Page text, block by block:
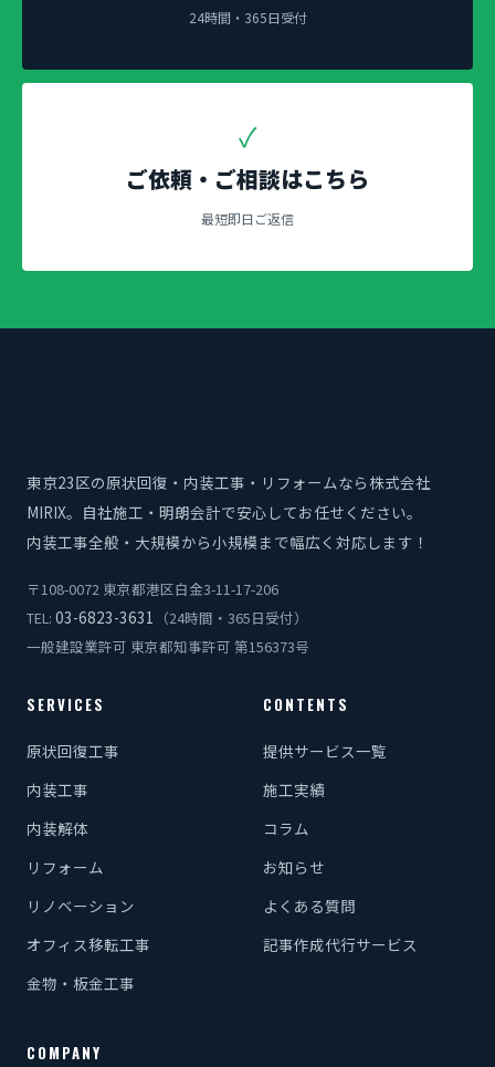
24時間・365日受付
✓
ご依頼・ご相談はこちら
最短即日ご返信
東京23区の原状回復・内装工事・リフォームなら株式会社
MIRIX。自社施工・明朗会計で安心してお任せください。
内装工事全般・大規模から小規模まで幅広く対応します！
〒108-0072 東京都港区白金3-11-17-206
TEL: 03-6823-3631 （24時間・365日受付）
一般建設業許可 東京都知事許可 第156373号
SERVICES
原状回復工事
内装工事
内装解体
リフォーム
リノベーション
オフィス移転工事
金物・板金工事
CONTENTS
提供サービス一覧
施工実績
コラム
お知らせ
よくある質問
記事作成代行サービス
COMPANY